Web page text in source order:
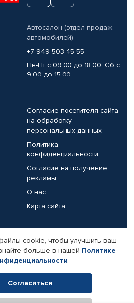
Автосалон (отдел продаж
автомобилей)
+7 949 503-45-55
Пн-Пт с 09.00 до 18.00, Сб с
9.00 до 15.00
Согласие посетителя сайта
на обработку
персональных данных
Политика
конфиденциальности
Согласие на получение
рекламы
О нас
Карта сайта
Реквизиты компании
cookie, чтобы улучшить ваш
больше в нашей Политике
.
Согласиться